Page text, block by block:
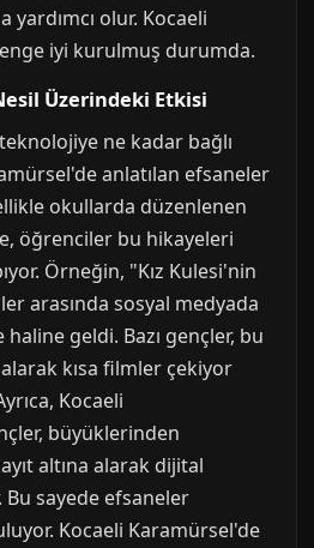
yardımcı olur. Kocaeli
iyi kurulmuş durumda.
Üzerindeki Etkisi
ne kadar bağlı
anlatılan efsaneler
okullarda düzenlenen
öğrenciler bu hikayeleri
Örneğin, "Kız Kulesi'nin
arasında sosyal medyada
geldi. Bazı gençler, bu
kısa filmler çekiyor
Kocaeli
büyüklerinden
altına alarak dijital
sayede efsaneler
Kocaeli Karamürsel'de